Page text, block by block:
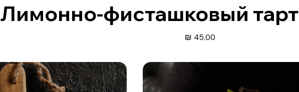
Лимонно-фисташковый тарт
45,00 ₪